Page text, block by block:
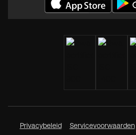
Privacybeleid Servicevoorwaarden